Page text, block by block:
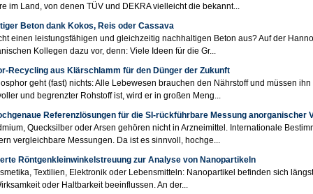
im Land, von denen TÜV und DEKRA vielleicht die bekannt...
Beton dank Kokos, Reis oder Cassava
einen leistungsfähigen und gleichzeitig nachhaltigen Beton aus? Auf der
Kollegen dazu vor, denn: Viele Ideen für die Gr...
Recycling aus Klärschlamm für den Dünger der Zukunft
geht (fast) nichts: Alle Lebewesen brauchen den Nährstoff und müssen
und begrenzter Rohstoff ist, wird er in großen Meng...
Referenzlösungen für die SI-rückführbare Messung anorganischer
Quecksilber oder Arsen gehören nicht in Arzneimittel. Internationale
vergleichbare Messungen. Da ist es sinnvoll, hochge...
Röntgenkleinwinkelstreuung zur Analyse von Nanopartikeln
Textilien, Elektronik oder Lebensmitteln: Nanopartikel befinden sich
oder Haltbarkeit beeinflussen. An der...